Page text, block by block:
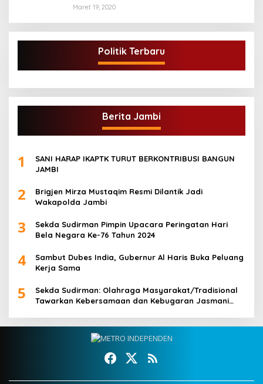
Maret 19, 2020
Politik Terbaru
Berita Jambi
1
SANI HARAP IKAPTK TURUT BERKONTRIBUSI BANGUN
JAMBI
2
Brigjen Mirza Mustaqim Resmi Dilantik Jadi
Wakapolda Jambi
3
Sekda Sudirman Pimpin Upacara Peringatan Hari
Bela Negara Ke-76 Tahun 2024
4
Sambut Dubes India, Gubernur Al Haris Buka Peluang
Kerja Sama
5
Sekda Sudirman: Olahraga Masyarakat/Tradisional
Tawarkan Kebersamaan dan Kebugaran Jasmani